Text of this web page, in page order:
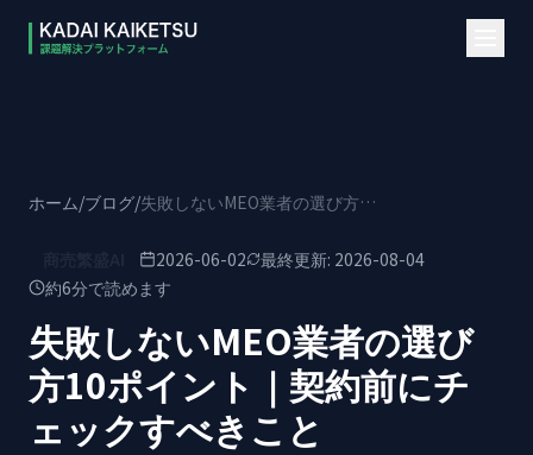
ホーム/ブログ/ 失敗しないMEO業者の選び方10ポイント｜契約前にチェックすべきこと
2026-06-02 最終更新: 2026-08-04
約6分で読めます
失敗しないMEO業者の選び
方10ポイント｜契約前にチ
ェックすべきこと